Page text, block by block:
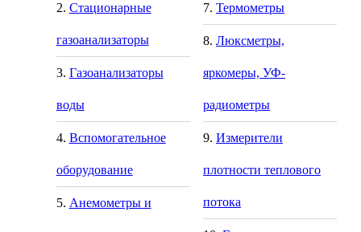
Стационарные
газоанализаторы
Газоанализаторы
воды
Вспомогательное
оборудование
Анемометры и
Термометры
Люксметры,
яркомеры, УФ-
радиометры
Измерители
плотности теплового
потока